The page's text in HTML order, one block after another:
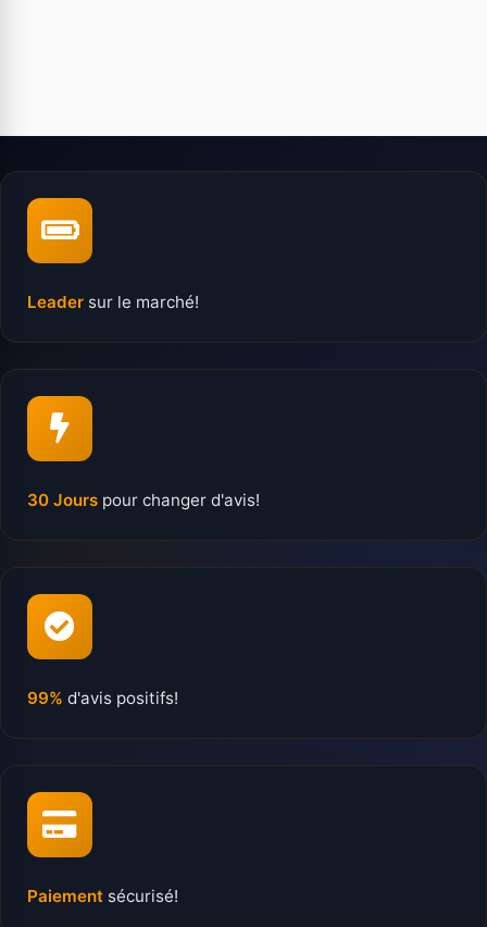
Leader sur le marché!
30 Jours pour changer d'avis!
99% d'avis positifs!
Paiement sécurisé!